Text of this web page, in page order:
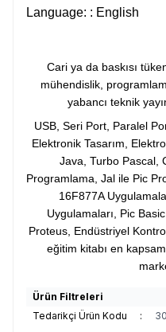
Language: : English
Cari ya da baskısı
mühendislik,
yabancı teknik
USB, Seri Port, Paralel
Elektronik Tasarım,
Java, Turbo Pascal,
Programlama, Jal ile Pic
16F877A
Uygulamaları, Pic
Proteus, Endüstriyel
eğitim kitabı en
Ürün Filtreleri
Tedarikçi Ürün Kodu
: